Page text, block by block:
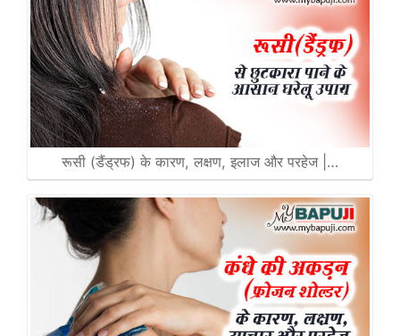
रूसी (डैंड्रफ) के कारण, लक्षण, इलाज और परहेज |…